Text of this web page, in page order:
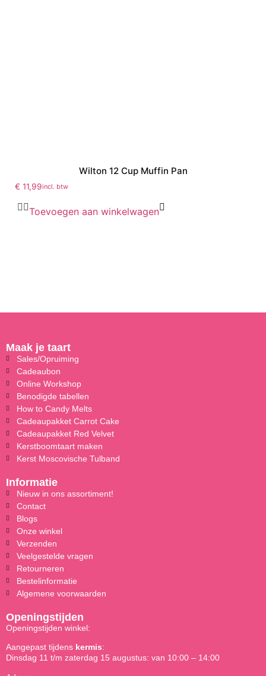
Wilton 12 Cup Muffin Pan
€ 11,99incl. btw
Toevoegen aan winkelwagen
Maak je taart
Sales/Opruiming
Cadeaubon
Online Workshop
Benodigde tabellen
How to Candy Melts
Cadeaupakket Carrot Cake
Cadeaupakket Red Velvet
Kerstboomtaart maken
Kerst Moscovische Tulband
Informatie
Nieuw in ons assortiment!
Contact
Blogs
Onze winkel
Verzenden
Veelgestelde vragen
Retourneren
Bestelinformatie
Algemene voorwaarden
Openingstijden
Openingstijden winkel:
Aangepast tijdens kermis:
Dinsdag 11 t/m zaterdag 15 augustus: van 10:00 – 14:00